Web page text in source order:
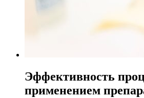
Эффективность
применением